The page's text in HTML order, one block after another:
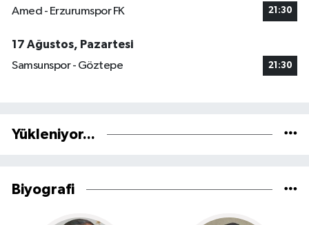
Amed - Erzurumspor FK 21:30
17 Ağustos, Pazartesi
Samsunspor - Göztepe
21:30
Yükleniyor...
Biyografi